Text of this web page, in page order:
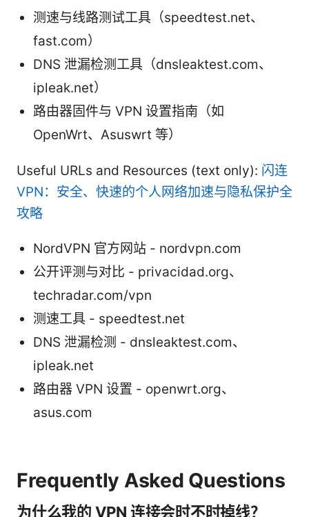
测速与线路测试工具（speedtest.net、
fast.com）
DNS 泄漏检测工具（dnsleaktest.com、
ipleak.net）
路由器固件与 VPN 设置指南（如
OpenWrt、Asuswrt 等）
Useful URLs and Resources (text only): 闪连
VPN：安全、快速的个人网络加速与隐私保护全
攻略
NordVPN 官方网站 - nordvpn.com
公开评测与对比 - privacidad.org、
techradar.com/vpn
测速工具 - speedtest.net
DNS 泄漏检测 - dnsleaktest.com、
ipleak.net
路由器 VPN 设置 - openwrt.org、
asus.com
Frequently Asked Questions
为什么我的 VPN 连接会时不时掉线？